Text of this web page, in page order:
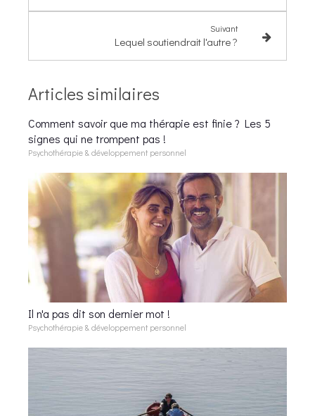
Suivant
Lequel soutiendrait l'autre ?
Articles similaires
Comment savoir que ma thérapie est finie ? Les 5
signes qui ne trompent pas !
Psychothérapie & développement personnel
Il n'a pas dit son dernier mot !
Psychothérapie & développement personnel